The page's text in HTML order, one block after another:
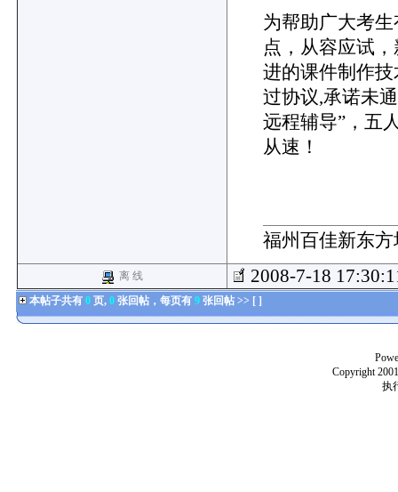
为帮助广大考
点，从容应试
进的课件制作
过协议,承诺未
远程辅导”，五
从速！
福州百佳新东
离 线 2008-7-18
本帖子共有 0 页, 0 张回帖，每页有 9 张回帖 >> [ ]
Copyright
执